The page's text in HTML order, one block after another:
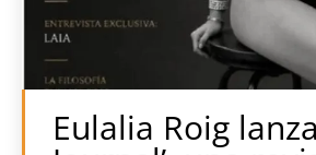
Eulalia Roig